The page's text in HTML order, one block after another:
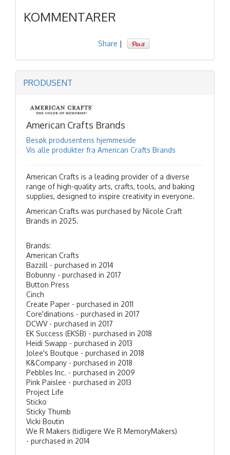
KOMMENTARER
Share |
PRODUSENT
American Crafts Brands
Besøk produsentens hjemmeside
Vis alle produkter fra American Crafts Brands
American Crafts is a leading provider of a diverse
range of high-quality arts, crafts, tools, and baking
supplies, designed to inspire creativity in everyone.
American Crafts was purchased by Nicole Craft
Brands in 2025.
Brands:
American Crafts
Bazzill - purchased in 2014
Bobunny - purchased in 2017
Button Press
Cinch
Create Paper - purchased in 2011
Core'dinations - purchased in 2017
DCWV - purchased in 2017
EK Success (EKSB) - purchased in 2018
Heidi Swapp - purchased in 2013
Jolee's Boutque - purchased in 2018
K&Company - purchased in 2018
Pebbles Inc. - purchased in 2009
Pink Paislee - purchased in 2013
Project Life
Sticko
Sticky Thumb
Vicki Boutin
We R Makers (tidligere We R MemoryMakers)
- purchased in 2014